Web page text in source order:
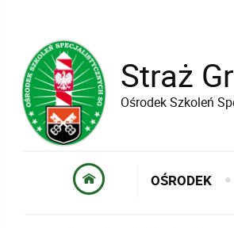
Straż
Ośrodek Szkoleń
OŚRODEK